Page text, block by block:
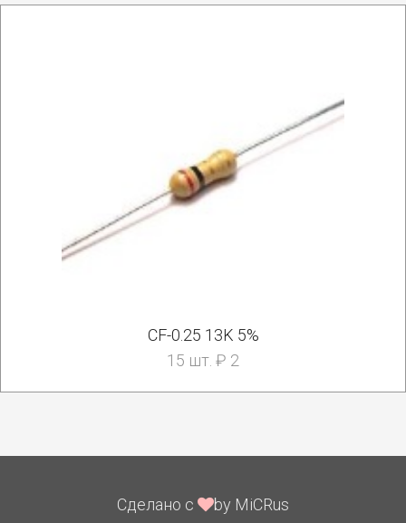
CF-0.25 13K 5%
15 шт. ₽ 2
Сделано с by MiCRus